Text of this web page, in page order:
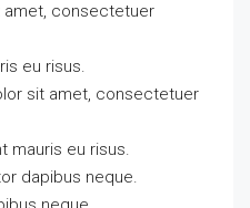
amet, consectetuer
eu risus.
sit amet, consectetuer
mauris eu risus.
dapibus neque.